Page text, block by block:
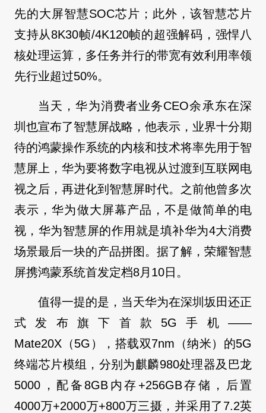
先的大屏智慧SOC芯片；此外，该智慧芯片
支持从8K30帧/4K120帧的超强解码，强悍八
核处理运算，多任务并行的带宽有效利用率领
先行业超过50%。
当天，华为消费者业务CEO余承东在深
圳也宣布了智慧屏战略，他表示，业界十分期
待的鸿蒙操作系统的内核和技术将率先用于智
慧屏上，华为要将数字电视从过渡到互联网电
视之后，再进化到智慧屏时代。之前他曾多次
表示，华为做大屏幕产品，不是做简单的电
视，华为智慧屏的作用就是填补华为4大消费
场景最后一块的产品拼图。据了解，荣耀智慧
屏携鸿蒙系统首发定档8月10日。
值得一提的是，当天华为在深圳坂田还正
式发布旗下首款5G手机——
Mate20X（5G），搭载双7nm（纳米）的5G
终端芯片模组，分别为麒麟980处理器及巴龙
5000，配备8GB内存+256GB存储，后置
4000万+2000万+800万三摄，并采用了7.2英